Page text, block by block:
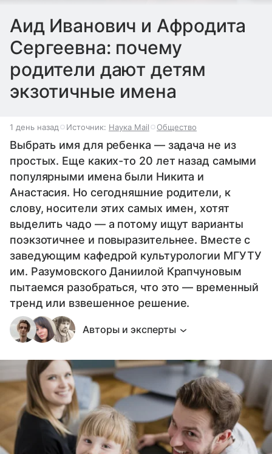
Аид Иванович и Афродита
Сергеевна: почему
родители дают детям
экзотичные имена
1 день назад Источник: Наука Mail Общество
Выбрать имя для ребенка — задача не из
простых. Еще каких-то 20 лет назад самыми
популярными имена были Никита и
Анастасия. Но сегодняшние родители, к
слову, носители этих самых имен, хотят
выделить чадо — а потому ищут варианты
поэкзотичнее и повыразительнее. Вместе с
заведующим кафедрой культурологии МГУТУ
им. Разумовского Даниилой Крапчуновым
пытаемся разобраться, что это — временный
тренд или взвешенное решение.
Авторы и эксперты